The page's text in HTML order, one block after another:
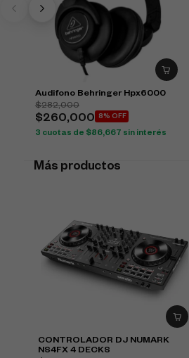
Audifono Behringer Hpx6000
$282,000
$260,000 8% OFF
3 cuotas de $86,667 sin interés
Más productos
CONTROLADOR DJ NUMARK
NS4FX 4 DECKS